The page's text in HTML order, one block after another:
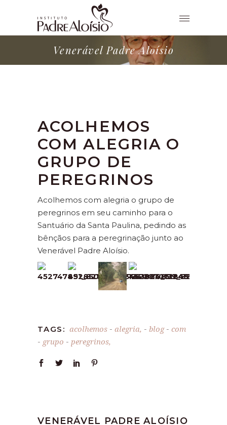
Venerável Padre Aloísio
ACOLHEMOS
COM ALEGRIA O
GRUPO DE
PEREGRINOS
Acolhemos com alegria o grupo de
peregrinos em seu caminho para o
Santuário da Santa Paulina, pedindo as
bênçãos para a peregrinação junto ao
Venerável Padre Aloísio.
TAGS: acolhemos - alegria, - blog- com
- grupo - peregrinos,
VENERÁVEL PADRE ALOÍSIO